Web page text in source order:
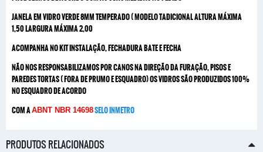
JANELA EM VIDRO VERDE 8MM TEMPERADO ( MODELO TADICIONAL ALTURA MÁXIMA
1,50 LARGURA MÁXIMA 2,00
ACOMPANHA NO KIT INSTALAÇÃO, FECHADURA BATE E FECHA
NÃO NOS RESPONSABILIZAMOS POR CANOS NA DIREÇÃO DA FURAÇÃO, PISOS E
PAREDES TORTAS ( FORA DE PRUMO E ESQUADRO) OS VIDROS SÃO PRODUZIDOS 100%
NO ESQUADRO DE ACORDO
COM AABNT NBR 14698SELO INMETRO
PRODUTOS RELACIONADOS